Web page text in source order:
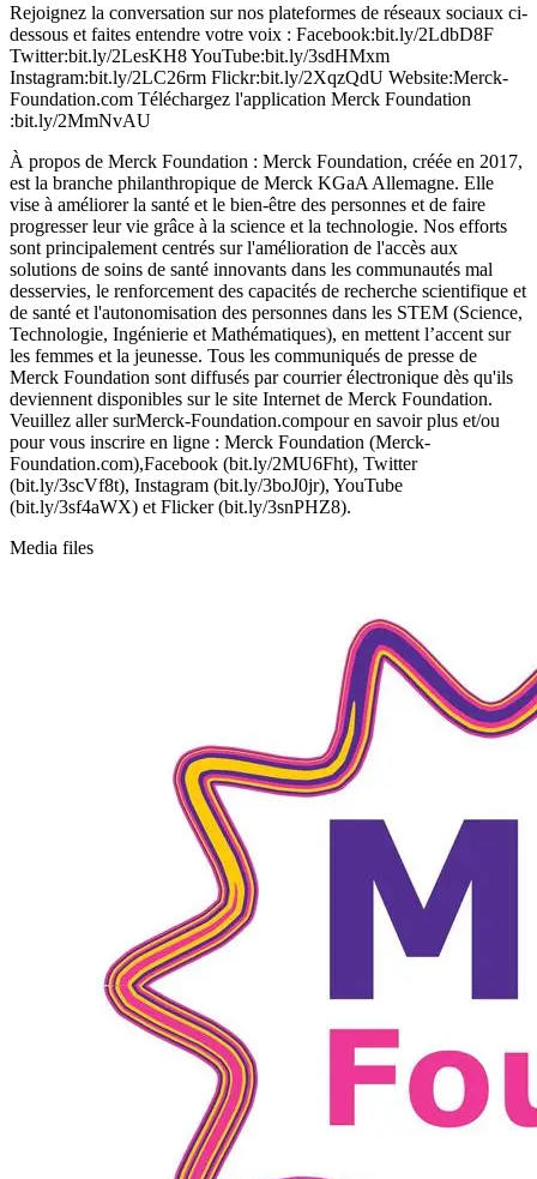
Rejoignez la conversation sur nos plateformes de réseaux sociaux ci-
dessous et faites entendre votre voix : Facebook:bit.ly/2LdbD8F
Twitter:bit.ly/2LesKH8 YouTube:bit.ly/3sdHMxm
Instagram:bit.ly/2LC26rm Flickr:bit.ly/2XqzQdU Website:Merck-
Foundation.com Téléchargez l'application Merck Foundation
:bit.ly/2MmNvAU
À propos de Merck Foundation : Merck Foundation, créée en 2017,
est la branche philanthropique de Merck KGaA Allemagne. Elle
vise à améliorer la santé et le bien-être des personnes et de faire
progresser leur vie grâce à la science et la technologie. Nos efforts
sont principalement centrés sur l'amélioration de l'accès aux
solutions de soins de santé innovants dans les communautés mal
desservies, le renforcement des capacités de recherche scientifique et
de santé et l'autonomisation des personnes dans les STEM (Science,
Technologie, Ingénierie et Mathématiques), en mettent l’accent sur
les femmes et la jeunesse. Tous les communiqués de presse de
Merck Foundation sont diffusés par courrier électronique dès qu'ils
deviennent disponibles sur le site Internet de Merck Foundation.
Veuillez aller surMerck-Foundation.compour en savoir plus et/ou
pour vous inscrire en ligne : Merck Foundation (Merck-
Foundation.com),Facebook (bit.ly/2MU6Fht), Twitter
(bit.ly/3scVf8t), Instagram (bit.ly/3boJ0jr), YouTube
(bit.ly/3sf4aWX) et Flicker (bit.ly/3snPHZ8).
Media files